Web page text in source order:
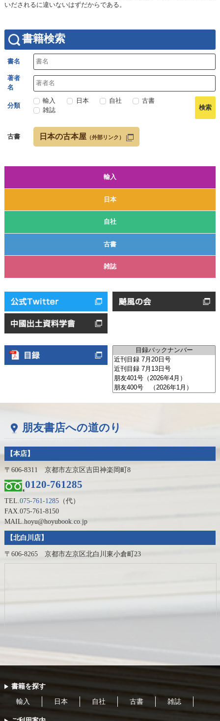
輸入
日本
自社
古書
雑誌
いだされるに違いないはずだからである。
書籍検索
書名
著者
名
分類
輸入 日本 自社
古書
雑誌
古書 日本の古本屋 （外部リンク）
朋友書店への道のり
【本店】
〒606-8311 京都市左京区吉田神楽岡町8
0120-761285
TEL.075-761-1285（代）
FAX.075-761-8150
MAIL.hoyu@hoyubook.co.jp
【北白川店】
〒606-8265 京都市左京区北白川東小倉町23
書籍を探す
輸入 日本 自社 古書 雑誌